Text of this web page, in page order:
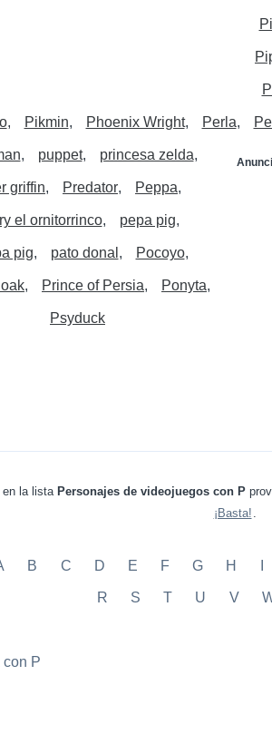
Pikmin Phoenix Wright Perla
puppet princesa zelda
griffin Predator Peppa
el ornitorrinco pepa pig
pig pato donal Pocoyo
Prince of Persia Ponyta
Psyduck
en la lista Personajes de videojuegos con P
¡Basta!
B C D E F G H
R S T U V
con P